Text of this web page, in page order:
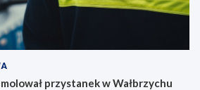
przystanek w Wałbrzychu